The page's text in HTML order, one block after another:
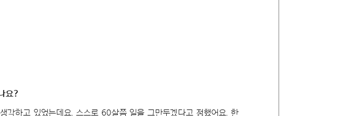
요?
각하고 있었는데요. 스스로 60살쯤 일을 그만두겠다고 정했어요. 한